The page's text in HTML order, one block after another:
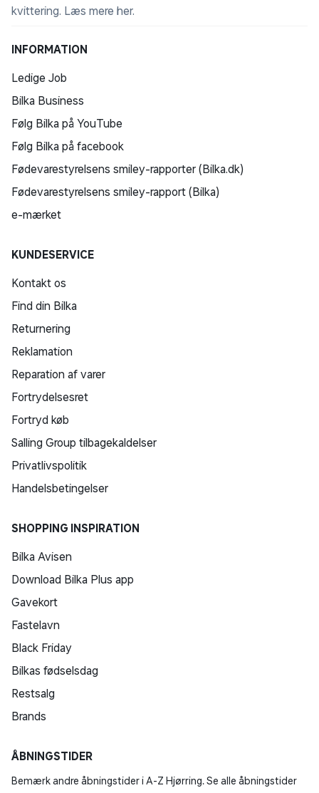
kvittering. Læs mere her.
INFORMATION
Ledige Job
Bilka Business
Følg Bilka på YouTube
Følg Bilka på facebook
Fødevarestyrelsens smiley-rapporter (Bilka.dk)
Fødevarestyrelsens smiley-rapport (Bilka)
e-mærket
KUNDESERVICE
Kontakt os
Find din Bilka
Returnering
Reklamation
Reparation af varer
Fortrydelsesret
Fortryd køb
Salling Group tilbagekaldelser
Privatlivspolitik
Handelsbetingelser
SHOPPING INSPIRATION
Bilka Avisen
Download Bilka Plus app
Gavekort
Fastelavn
Black Friday
Bilkas fødselsdag
Restsalg
Brands
ÅBNINGSTIDER
Bemærk andre åbningstider i A-Z Hjørring. Se alle åbningstider